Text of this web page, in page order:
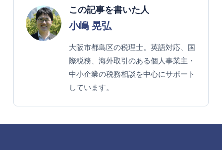
この記事を書いた人
小嶋 晃弘
大阪市都島区の税理士。英語対応、国
際税務、海外取引のある個人事業主・
中小企業の税務相談を中心にサポート
しています。